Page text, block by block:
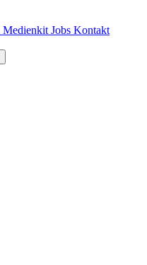
Medienkit Jobs Kontakt